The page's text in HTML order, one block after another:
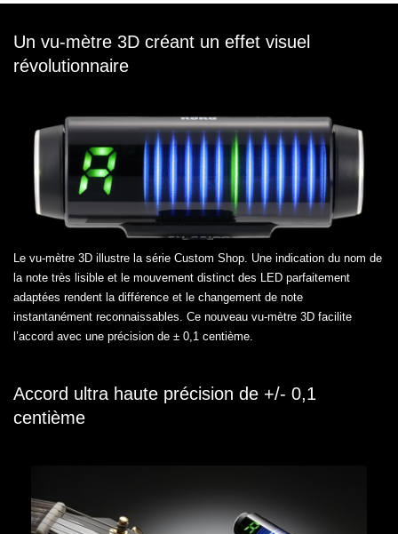
Un vu-mètre 3D créant un effet visuel
révolutionnaire
Le vu-mètre 3D illustre la série Custom Shop. Une indication du nom de
la note très lisible et le mouvement distinct des LED parfaitement
adaptées rendent la différence et le changement de note
instantanément reconnaissables. Ce nouveau vu-mètre 3D facilite
l’accord avec une précision de ± 0,1 centième.
Accord ultra haute précision de +/- 0,1
centième